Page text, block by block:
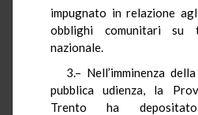
impugnato in relazione
obblighi comunitari
nazionale.
3.– Nell’imminenza
pubblica udienza, la
Trento ha